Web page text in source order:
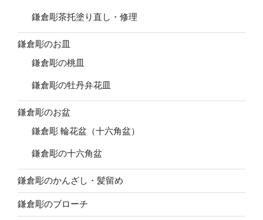
鎌倉彫茶托塗り直し・修理
鎌倉彫のお皿
鎌倉彫の桃皿
鎌倉彫の牡丹弁花皿
鎌倉彫のお盆
鎌倉彫 輪花盆（十六角盆）
鎌倉彫の十六角盆
鎌倉彫のかんざし・髪留め
鎌倉彫のブローチ